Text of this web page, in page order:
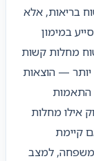
בריאות, אלא
במימון
מחלות קשות
— הוצאות
התאמות
אילו מחלות
קיימת
למצב